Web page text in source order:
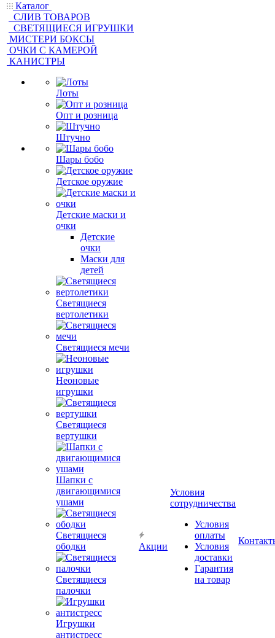
Каталог
CЛИВ ТОВАРОВ
СВЕТЯЩИЕСЯ ИГРУШКИ
МИСТЕРИ БОКСЫ
ОЧКИ С КАМЕРОЙ
КАНИСТРЫ
Лоты
Опт и розница
Штучно
Шары бобо
Детское оружие
Детские маски и
очки
Детские
очки
Маски для
детей
Светящиеся
вертолетики
Светящиеся мечи
Неоновые
игрушки
Светящиеся
вертушки
Шапки с
двигающимися
ушами
Светящиеся
ободки
Светящиеся
палочки
Игрушки
антистресс
Акции
Условия
сотрудничества
Условия
оплаты
Условия
доставки
Гарантия
на товар